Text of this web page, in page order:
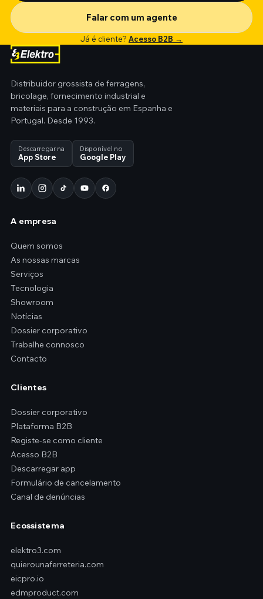
Falar com um agente
Já é cliente? Acesso B2B →
Distribuidor grossista de ferragens,
bricolage, fornecimento industrial e
materiais para a construção em Espanha e
Portugal. Desde 1993.
Descarregar na
App Store
Disponível no
Google Play
A empresa
Quem somos
As nossas marcas
Serviços
Tecnologia
Showroom
Notícias
Dossier corporativo
Trabalhe connosco
Contacto
Clientes
Dossier corporativo
Plataforma B2B
Registe-se como cliente
Acesso B2B
Descarregar app
Formulário de cancelamento
Canal de denúncias
Ecossistema
elektro3.com
quierounaferreteria.com
eicpro.io
edmproduct.com